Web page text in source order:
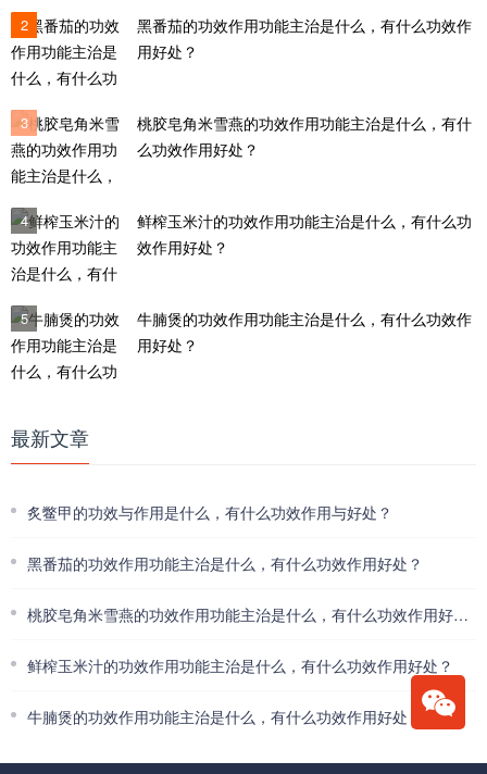
2
黑番茄的功效作用功能主治是什么，有什么功效作
用好处？
3
桃胶皂角米雪燕的功效作用功能主治是什么，有什
么功效作用好处？
4
鲜榨玉米汁的功效作用功能主治是什么，有什么功
效作用好处？
5
牛腩煲的功效作用功能主治是什么，有什么功效作
用好处？
最新文章
炙鳖甲的功效与作用是什么，有什么功效作用与好处？
黑番茄的功效作用功能主治是什么，有什么功效作用好处？
桃胶皂角米雪燕的功效作用功能主治是什么，有什么功效作用好处？
鲜榨玉米汁的功效作用功能主治是什么，有什么功效作用好处？
牛腩煲的功效作用功能主治是什么，有什么功效作用好处？